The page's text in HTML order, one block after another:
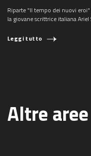
Riparte "Il tempo dei nuovi
la giovane scrittrice italiana Ariel
Leggi tutto
Altre